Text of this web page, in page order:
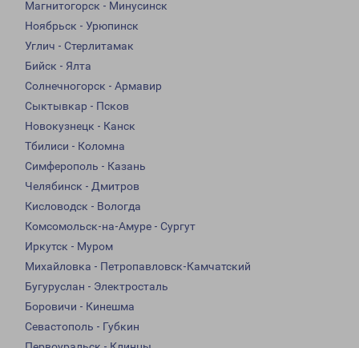
Магнитогорск - Минусинск
Ноябрьск - Урюпинск
Углич - Стерлитамак
Бийск - Ялта
Солнечногорск - Армавир
Сыктывкар - Псков
Новокузнецк - Канск
Тбилиси - Коломна
Симферополь - Казань
Челябинск - Дмитров
Кисловодск - Вологда
Комсомольск-на-Амуре - Сургут
Иркутск - Муром
Михайловка - Петропавловск-Камчатский
Бугуруслан - Электросталь
Боровичи - Кинешма
Севастополь - Губкин